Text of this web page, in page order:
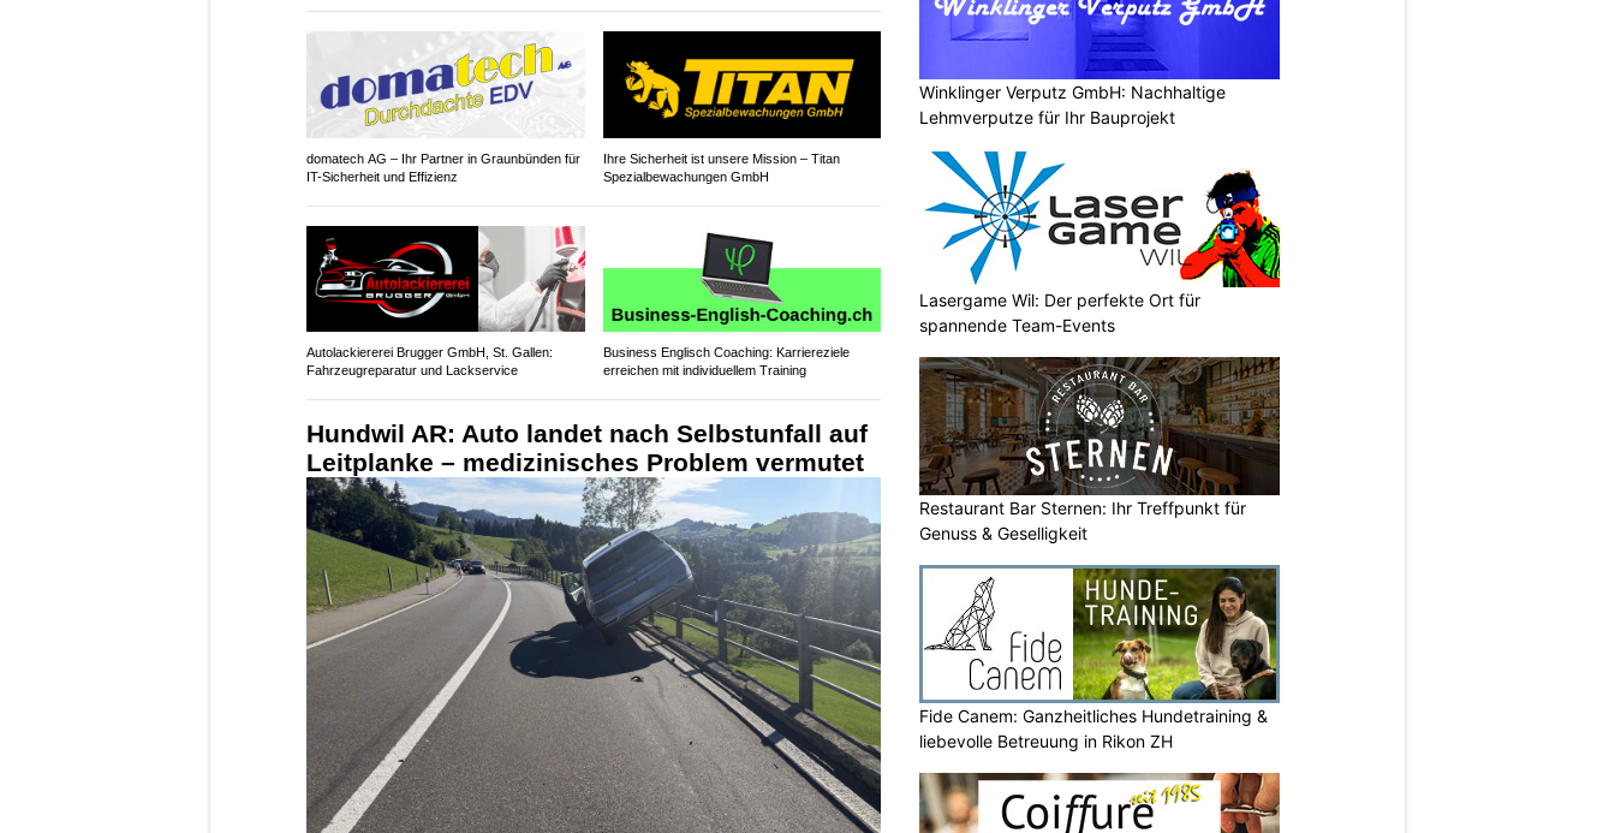
domatech AG – Ihr Partner in Graunbünden für
IT-Sicherheit und Effizienz
Ihre Sicherheit ist unsere Mission – Titan
Spezialbewachungen GmbH
Autolackiererei Brugger GmbH, St. Gallen:
Fahrzeugreparatur und Lackservice
Business Englisch Coaching: Karriereziele
erreichen mit individuellem Training
Hundwil AR: Auto landet nach Selbstunfall auf
Leitplanke – medizinisches Problem vermutet
Winklinger Verputz GmbH: Nachhaltige
Lehmverputze für Ihr Bauprojekt
Lasergame Wil: Der perfekte Ort für
spannende Team-Events
Restaurant Bar Sternen: Ihr Treffpunkt für
Genuss & Geselligkeit
Fide Canem: Ganzheitliches Hundetraining &
liebevolle Betreuung in Rikon ZH